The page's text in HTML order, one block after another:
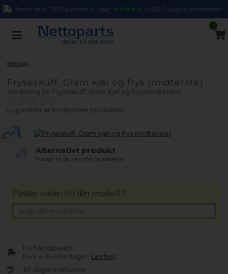
Bestill før kl. 17.00 så sender vi i dag* >2.000 Trustpilot anmeldelser
0
Netsag
Fryseskuff, Gram kjøl og frys (midterste)
Vurdering for Fryseskuff, Gram kjøl og frys (midterste)
Log ind for at bedømme produktet
Alternativt produkt
Passer til de nevnte modellene.
Forhåndsbestill
(Lev. 4-6 virkedager. Les her)
30 dagers returrett
Passar varan till din modell?